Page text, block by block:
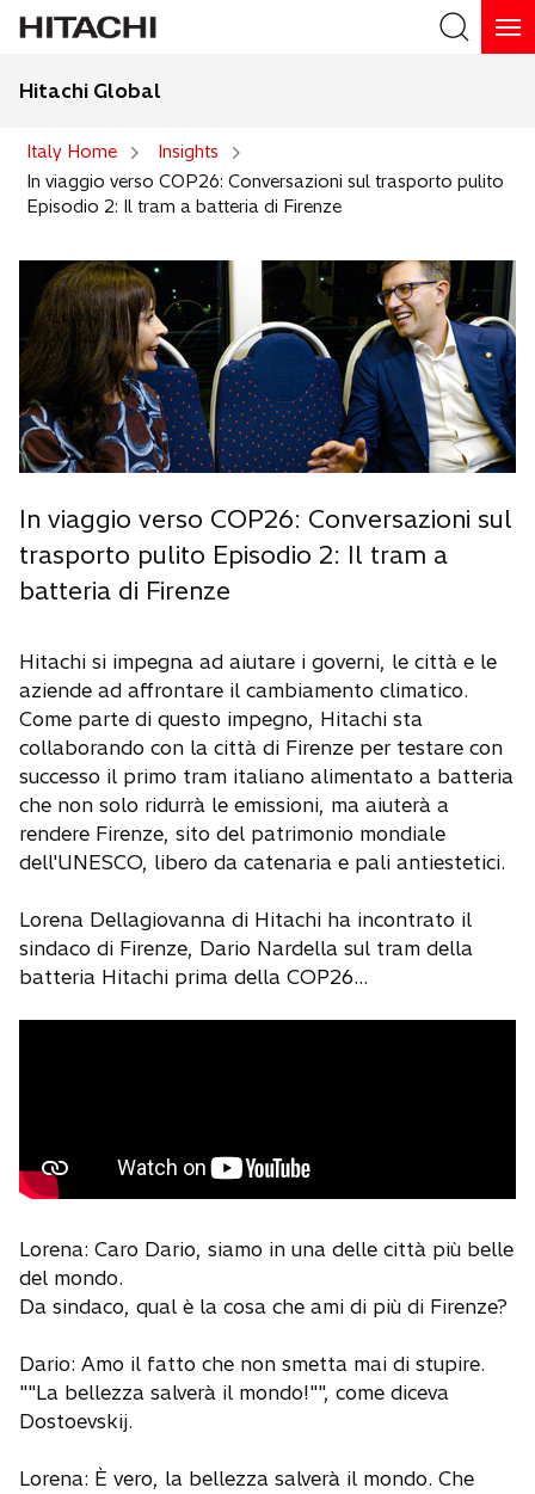
Hitachi Global
Italy Home
Insights
In viaggio verso COP26: Conversazioni sul trasporto pulito
Episodio 2: Il tram a batteria di Firenze
In viaggio verso COP26: Conversazioni sul
trasporto pulito Episodio 2: Il tram a
batteria di Firenze
Hitachi si impegna ad aiutare i governi, le città e le
aziende ad affrontare il cambiamento climatico.
Come parte di questo impegno, Hitachi sta
collaborando con la città di Firenze per testare con
successo il primo tram italiano alimentato a batteria
che non solo ridurrà le emissioni, ma aiuterà a
rendere Firenze, sito del patrimonio mondiale
dell'UNESCO, libero da catenaria e pali antiestetici.
Lorena Dellagiovanna di Hitachi ha incontrato il
sindaco di Firenze, Dario Nardella sul tram della
batteria Hitachi prima della COP26...
Lorena: Caro Dario, siamo in una delle città più belle
del mondo.
Da sindaco, qual è la cosa che ami di più di Firenze?
Dario: Amo il fatto che non smetta mai di stupire.
""La bellezza salverà il mondo!"", come diceva
Dostoevskij.
Lorena: È vero, la bellezza salverà il mondo. Che